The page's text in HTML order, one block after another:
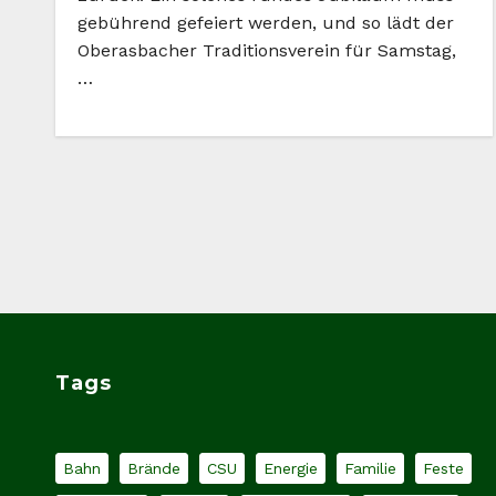
gebührend gefeiert werden, und so lädt der
Oberasbacher Traditionsverein für Samstag,
…
Tags
Bahn Brände CSU Energie Familie Feste